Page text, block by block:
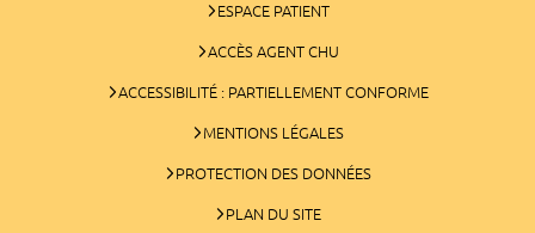
ESPACE PATIENT
ACCÈS AGENT CHU
ACCESSIBILITÉ : PARTIELLEMENT CONFORME
MENTIONS LÉGALES
PROTECTION DES DONNÉES
PLAN DU SITE